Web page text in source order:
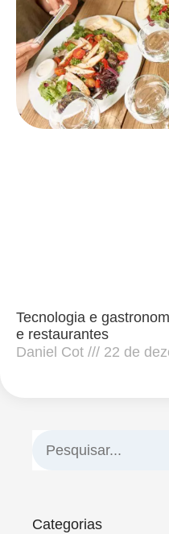
Tecnologia e
e restaurantes
Daniel Cot
22 de
Categorias